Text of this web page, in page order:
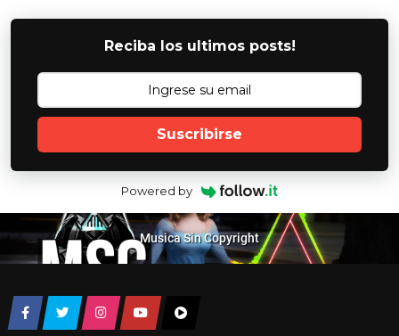
Reciba los ultimos posts!
Suscribirse
Powered by
Musica Sin Copyright